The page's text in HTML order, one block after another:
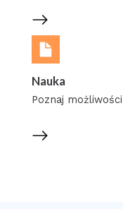
Nauka
Poznaj